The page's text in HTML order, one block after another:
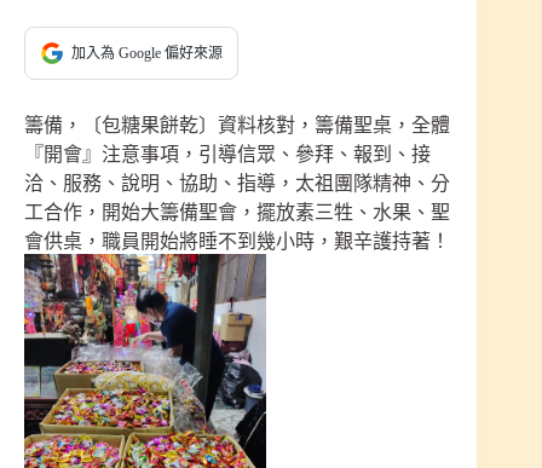
加入為 Google 偏好來源
籌備，〔包糖果餅乾〕資料核對，籌備聖桌，全體
『開會』注意事項，引導信眾、參拜、報到、接
洽、服務、說明、協助、指導，太祖團隊精神、分
工合作，開始大籌備聖會，擺放素三牲、水果、聖
會供桌，職員開始將睡不到幾小時，艱辛護持著！